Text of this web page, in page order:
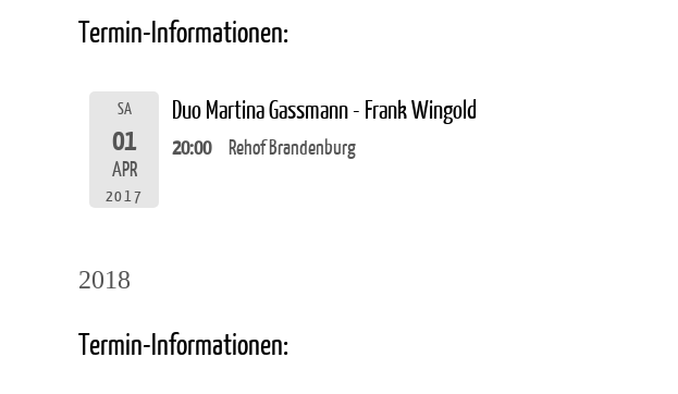
Termin-Informationen:
SA
01
APR
2017
Duo Martina Gassmann - Frank Wingold
20:00 Rehof Brandenburg
2018
Termin-Informationen: